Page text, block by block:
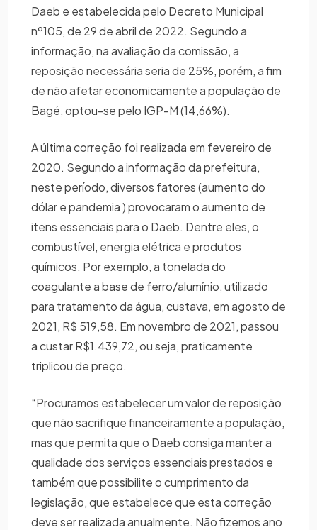
Daeb e estabelecida pelo Decreto Municipal
nº105, de 29 de abril de 2022. Segundo a
informação, na avaliação da comissão, a
reposição necessária seria de 25%, porém, a fim
de não afetar economicamente a população de
Bagé, optou-se pelo IGP-M (14,66%).
A última correção foi realizada em fevereiro de
2020. Segundo a informação da prefeitura,
neste período, diversos fatores (aumento do
dólar e pandemia ) provocaram o aumento de
itens essenciais para o Daeb. Dentre eles, o
combustível, energia elétrica e produtos
químicos. Por exemplo, a tonelada do
coagulante a base de ferro/alumínio, utilizado
para tratamento da água, custava, em agosto de
2021, R$ 519,58. Em novembro de 2021, passou
a custar R$1.439,72, ou seja, praticamente
triplicou de preço.
“Procuramos estabelecer um valor de reposição
que não sacrifique financeiramente a população,
mas que permita que o Daeb consiga manter a
qualidade dos serviços essenciais prestados e
também que possibilite o cumprimento da
legislação, que estabelece que esta correção
deve ser realizada anualmente. Não fizemos ano